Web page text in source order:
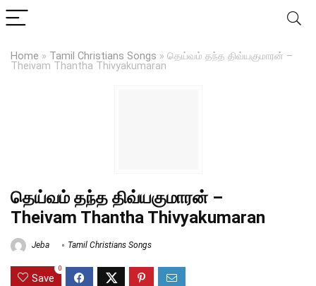
Home » Tamil Christians Songs » தெய்வம் தந்த திவ்யகுமாரன் –
Theivam Thantha Thivyakumaran
தெய்வம் தந்த திவ்யகுமாரன் –
Theivam Thantha Thivyakumaran
Jeba Tamil Christians Songs
Save
0